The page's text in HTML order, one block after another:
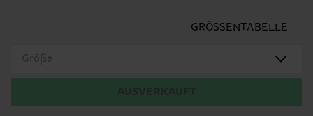
GRÖSSENTABELLE
Größe